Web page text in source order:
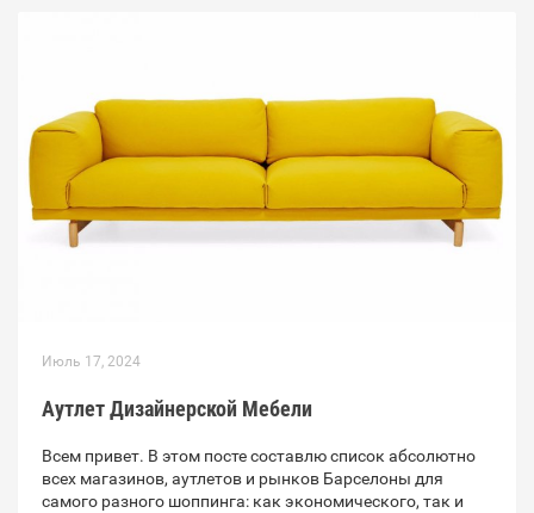
Июль 17, 2024
Аутлет Дизайнерской Мебели
Всем привет. В этом посте составлю список абсолютно
всех магазинов, аутлетов и рынков Барселоны для
самого разного шоппинга: как экономического, так и